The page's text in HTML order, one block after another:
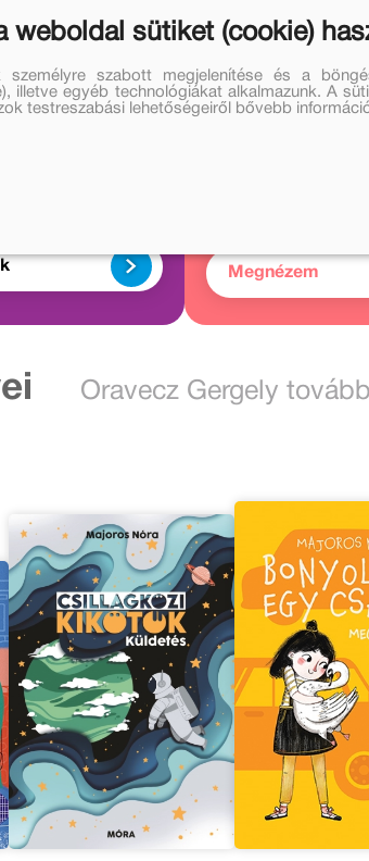
Megnézem
Oravecz Gergely
weboldal sütiket (cookie)
személyre szabott megjelenítése és a
illetve egyéb technológiákat alkalmazunk. A
testreszabási lehetőségeiről bővebb